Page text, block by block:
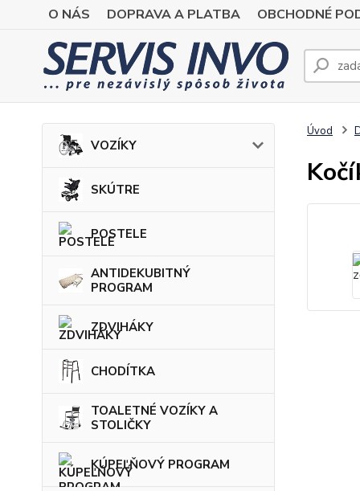
O NÁS DOPRAVA A PLATBA OBCHODNÉ
VOZÍKY
SKÚTRE
POSTELE
ANTIDEKUBITNÝ
PROGRAM
ZDVIHÁKY
CHODÍTKA
TOALETNÉ VOZÍKY A
STOLIČKY
KÚPEĽŇOVÝ PROGRAM
Úvod